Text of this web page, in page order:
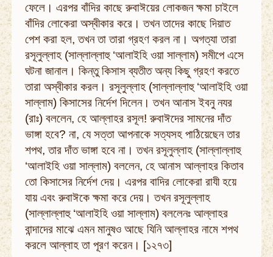
ফেলে। এরপর বাঁদির কাছে রুবাঈয়ের লোকজন ক্ষমা চাইলে
বাঁদির লোকেরা অস্বীকার করে। তখন তাদের কাছে দিয়াত
পেশ করা হল, তখন তা তারা গ্রহণ করল না। অগত্যা তারা
রসূলুল্লাহ (সাল্লাল্লাহু ‘আলাইহি ওয়া সাল্লাম) সমীপে এসে
ঘটনা জানাল। কিন্তু কিসাস ব্যতীত অন্য কিছু গ্রহণ করতে
তারা অস্বীকার করল। রসূলুল্লাহ (সাল্লাল্লাহু ‘আলাইহি ওয়া
সাল্লাম) কিসাসের নির্দেশ দিলেন। তখন আনাস ইবনু নযর
(রাঃ) বললেন, হে আল্লাহর রসূল! রুবাঈদের সামনের দাঁত
ভাঙ্গা হবে? না, যে সত্তা আপনাকে সত্যসহ পাঠিয়েছেন তার
শপথ, তার দাঁত ভাঙ্গা হবে না। তখন রসূলুল্লাহ (সাল্লাল্লাহু
‘আলাইহি ওয়া সাল্লাম) বললেন, হে আনাস আল্লাহর কিতাব
তো কিসাসের নির্দেশ দেয়। এরপর বাদির লোকেরা রাযী হয়ে
যায় এবং রুবাঈকে ক্ষমা করে দেয়। তখন রসূলুল্লাহ
(সাল্লাল্লাহু ‘আলাইহি ওয়া সাল্লাম) বললেনঃ আল্লাহর
বান্দাদের মাঝে এমন মানুষও আছে যিনি আল্লাহর নামে শপথ
করলে আল্লাহ তা পূরণ করেন। [১২৭৩]